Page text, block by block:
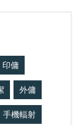
印傭
外傭
手機輻射